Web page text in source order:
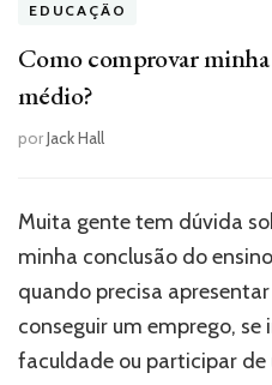
EDUCAÇÃO
Como comprovar
médio?
porJack Hall
Muita gente tem dúvida
minha conclusão do
quando precisa
conseguir um emprego, se
faculdade ou participar de